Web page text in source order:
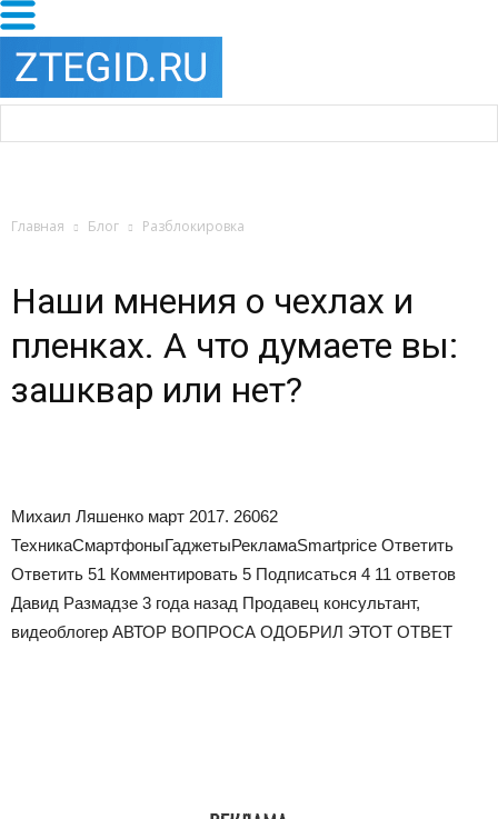
Главная Блог Разблокировка
Наши мнения о чехлах и
пленках. А что думаете вы:
зашквар или нет?
Михаил Ляшенко март 2017. 26062
ТехникаСмартфоныГаджетыРекламаSmartprice Ответить
Ответить 51 Комментировать 5 Подписаться 4 11 ответов
Давид Размадзе 3 года назад Продавец консультант,
видеоблогер АВТОР ВОПРОСА ОДОБРИЛ ЭТОТ ОТВЕТ